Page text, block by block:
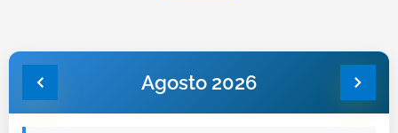
Agosto 2026